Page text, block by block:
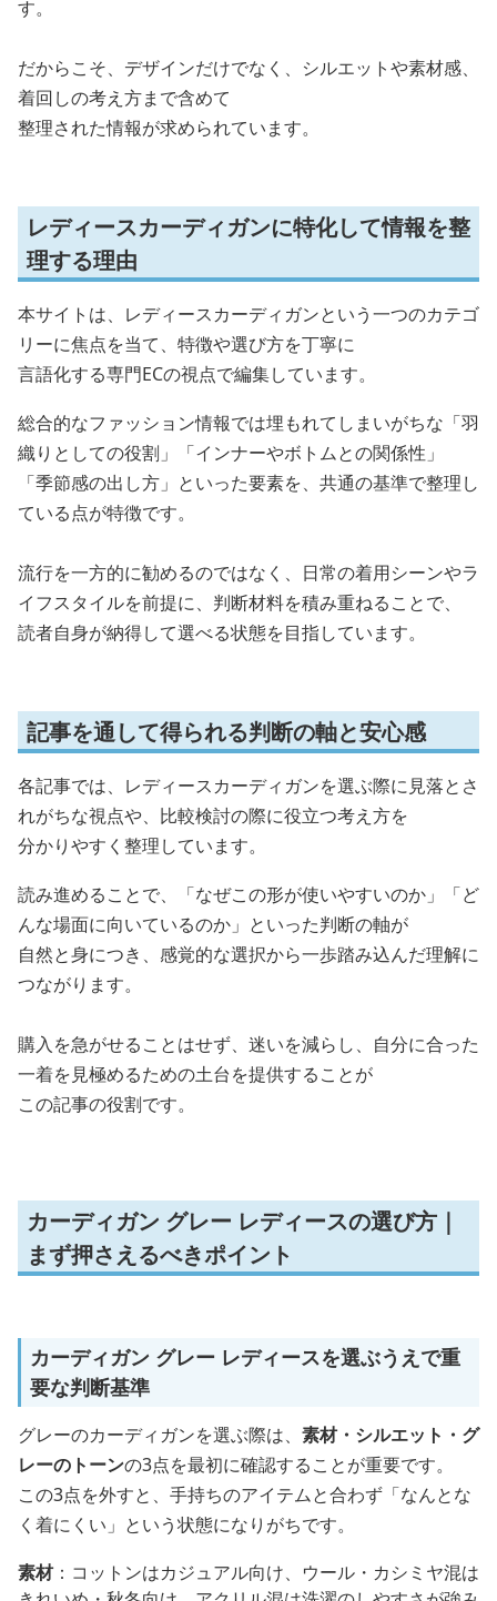
す。
だからこそ、デザインだけでなく、シルエットや素材感、
着回しの考え方まで含めて
整理された情報が求められています。
レディースカーディガンに特化して情報を整
理する理由
本サイトは、レディースカーディガンという一つのカテゴ
リーに焦点を当て、特徴や選び方を丁寧に
言語化する専門ECの視点で編集しています。
総合的なファッション情報では埋もれてしまいがちな「羽
織りとしての役割」「インナーやボトムとの関係性」
「季節感の出し方」といった要素を、共通の基準で整理し
ている点が特徴です。
流行を一方的に勧めるのではなく、日常の着用シーンやラ
イフスタイルを前提に、判断材料を積み重ねることで、
読者自身が納得して選べる状態を目指しています。
記事を通して得られる判断の軸と安心感
各記事では、レディースカーディガンを選ぶ際に見落とさ
れがちな視点や、比較検討の際に役立つ考え方を
分かりやすく整理しています。
読み進めることで、「なぜこの形が使いやすいのか」「ど
んな場面に向いているのか」といった判断の軸が
自然と身につき、感覚的な選択から一歩踏み込んだ理解に
つながります。
購入を急がせることはせず、迷いを減らし、自分に合った
一着を見極めるための土台を提供することが
この記事の役割です。
カーディガン グレー レディースの選び方｜
まず押さえるべきポイント
カーディガン グレー レディースを選ぶうえで重
要な判断基準
グレーのカーディガンを選ぶ際は、 素材・シルエット・グ
レーのトーンの3点を最初に確認することが重要です。
この3点を外すと、手持ちのアイテムと合わず「なんとな
く着にくい」という状態になりがちです。
素材：コットンはカジュアル向け、ウール・カシミヤ混は